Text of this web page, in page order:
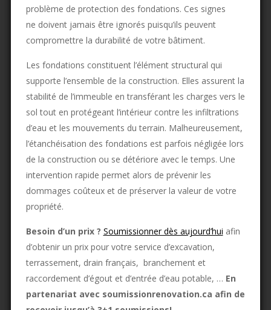
problème de protection des fondations. Ces signes
ne doivent jamais être ignorés puisqu’ils peuvent
compromettre la durabilité de votre bâtiment.
Les fondations constituent l’élément structural qui
supporte l’ensemble de la construction. Elles assurent la
stabilité de l’immeuble en transférant les charges vers le
sol tout en protégeant l’intérieur contre les infiltrations
d’eau et les mouvements du terrain. Malheureusement,
l’étanchéisation des fondations est parfois négligée lors
de la construction ou se détériore avec le temps. Une
intervention rapide permet alors de prévenir les
dommages coûteux et de préserver la valeur de votre
propriété.
Besoin d’un prix ? Soumissionner dès aujourd’hui afin
d’obtenir un prix pour votre service d’excavation,
terrassement, drain français, branchement et
raccordement d’égout et d’entrée d’eau potable, … En
partenariat avec soumissionrenovation.ca afin de